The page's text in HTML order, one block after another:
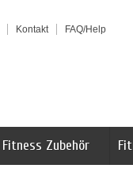
Kontakt FAQ/Help
Fitness Zubehör